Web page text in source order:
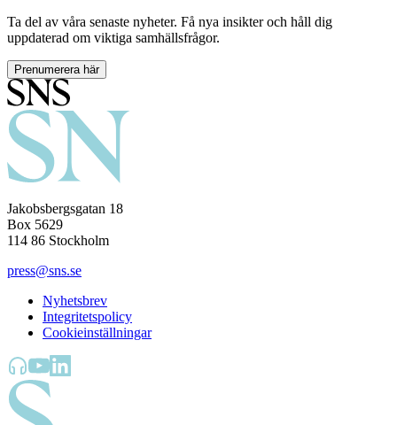
Ta del av våra senaste nyheter. Få nya insikter och håll dig
uppdaterad om viktiga samhällsfrågor.
Prenumerera här
Jakobsbergsgatan 18
Box 5629
114 86 Stockholm
press@sns.se
Nyhetsbrev
Integritetspolicy
Cookieinställningar